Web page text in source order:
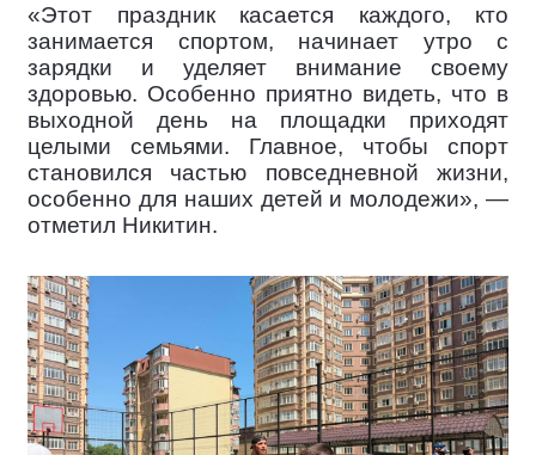
«Этот праздник касается каждого, кто
занимается спортом, начинает утро с
зарядки и уделяет внимание своему
здоровью. Особенно приятно видеть, что в
выходной день на площадки приходят
целыми семьями. Главное, чтобы спорт
становился частью повседневной жизни,
особенно для наших детей и молодежи», —
отметил Никитин.